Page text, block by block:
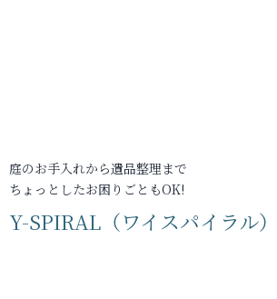
庭のお手入れから遺品整理まで
ちょっとしたお困りごともOK!
Y-SPIRAL（ワイスパイラル）